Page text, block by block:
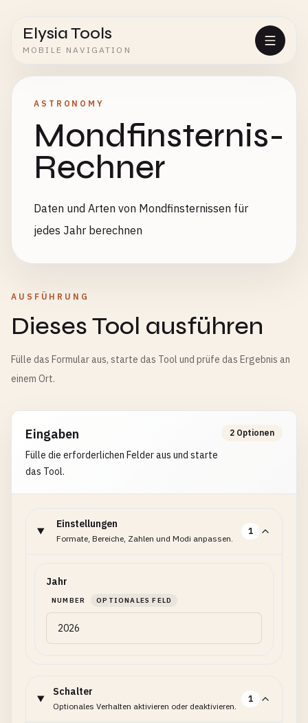
Elysia Tools
MOBILE NAVIGATION
ASTRONOMY
Mondfinsternis-
Rechner
Daten und Arten von Mondfinsternissen für
jedes Jahr berechnen
AUSFÜHRUNG
Dieses Tool ausführen
Fülle das Formular aus, starte das Tool und prüfe das Ergebnis an
einem Ort.
Eingaben
Fülle die erforderlichen Felder aus und starte
das Tool.
2 Optionen
Einstellungen
Formate, Bereiche, Zahlen und Modi anpassen.
1
Jahr
NUMBER OPTIONALES FELD
Schalter
Optionales Verhalten aktivieren oder deaktivieren.
1